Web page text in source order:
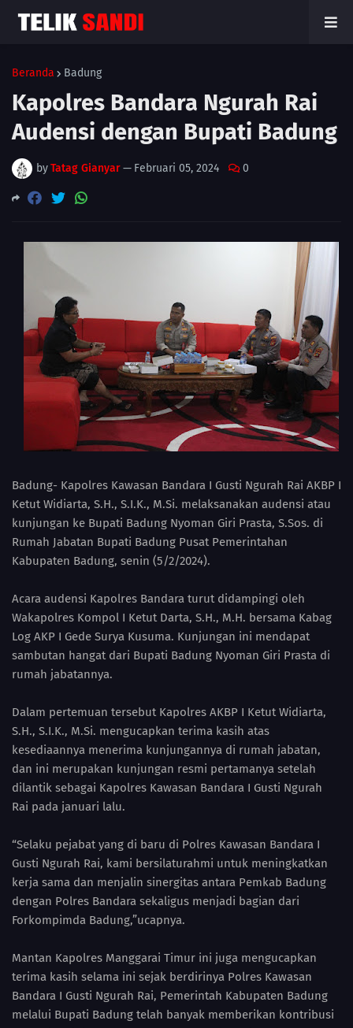
Beranda Badung
Kapolres Bandara Ngurah Rai
Audensi dengan Bupati Badung
byTatag Gianyar— Februari 05, 2024 0
Badung- Kapolres Kawasan Bandara I Gusti Ngurah Rai AKBP I
Ketut Widiarta, S.H., S.I.K., M.Si. melaksanakan audensi atau
kunjungan ke Bupati Badung Nyoman Giri Prasta, S.Sos. di
Rumah Jabatan Bupati Badung Pusat Pemerintahan
Kabupaten Badung, senin (5/2/2024).
Acara audensi Kapolres Bandara turut didampingi oleh
Wakapolres Kompol I Ketut Darta, S.H., M.H. bersama Kabag
Log AKP I Gede Surya Kusuma. Kunjungan ini mendapat
sambutan hangat dari Bupati Badung Nyoman Giri Prasta di
rumah jabatannya.
Dalam pertemuan tersebut Kapolres AKBP I Ketut Widiarta,
S.H., S.I.K., M.Si. mengucapkan terima kasih atas
kesediaannya menerima kunjungannya di rumah jabatan,
dan ini merupakan kunjungan resmi pertamanya setelah
dilantik sebagai Kapolres Kawasan Bandara I Gusti Ngurah
Rai pada januari lalu.
“Selaku pejabat yang di baru di Polres Kawasan Bandara I
Gusti Ngurah Rai, kami bersilaturahmi untuk meningkatkan
kerja sama dan menjalin sinergitas antara Pemkab Badung
dengan Polres Bandara sekaligus menjadi bagian dari
Forkompimda Badung,”ucapnya.
Mantan Kapolres Manggarai Timur ini juga mengucapkan
terima kasih selama ini sejak berdirinya Polres Kawasan
Bandara I Gusti Ngurah Rai, Pemerintah Kabupaten Badung
melalui Bupati Badung telah banyak memberikan kontribusi